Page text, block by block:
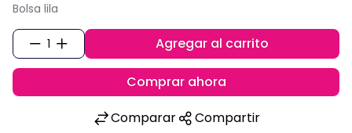
Bolsa lila
1 Agregar al carrito
Comprar ahora
Comparar
Compartir